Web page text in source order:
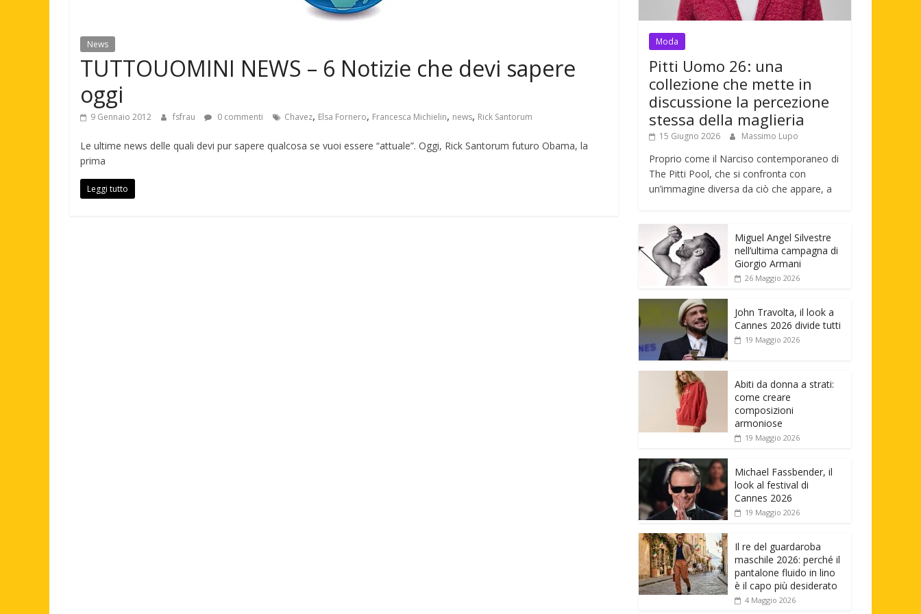
News
TUTTOUOMINI NEWS – 6 Notizie che devi sapere
oggi
9 Gennaio 2012 fsfrau 0 commenti Chavez, Elsa Fornero, Francesca Michielin, news, Rick Santorum
Le ultime news delle quali devi pur sapere qualcosa se vuoi essere “attuale”. Oggi, Rick Santorum futuro Obama, la
prima
Leggi tutto
Moda
Pitti Uomo 26: una
collezione che mette in
discussione la percezione
stessa della maglieria
15 Giugno 2026 Massimo Lupo
Proprio come il Narciso contemporaneo di
The Pitti Pool, che si confronta con
un’immagine diversa da ciò che appare, a
Miguel Angel Silvestre
nell’ultima campagna di
Giorgio Armani
26 Maggio 2026
John Travolta, il look a
Cannes 2026 divide tutti
19 Maggio 2026
Abiti da donna a strati:
come creare
composizioni
armoniose
19 Maggio 2026
Michael Fassbender, il
look al festival di
Cannes 2026
19 Maggio 2026
Il re del guardaroba
maschile 2026: perché il
pantalone fluido in lino
è il capo più desiderato
4 Maggio 2026